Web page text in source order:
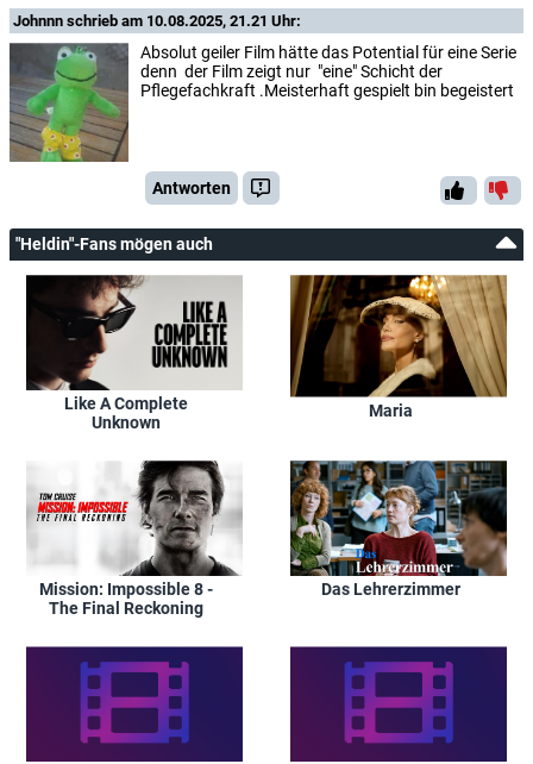
Johnnn schrieb am 10.08.2025, 21.21 Uhr:
Absolut geiler Film hätte das Potential für eine Serie
denn der Film zeigt nur "eine" Schicht der
Pflegefachkraft .Meisterhaft gespielt bin begeistert
Antworten
"Heldin"-Fans mögen auch
Like A Complete
Unknown
Maria
Mission: Impossible 8 -
The Final Reckoning
Das Lehrerzimmer